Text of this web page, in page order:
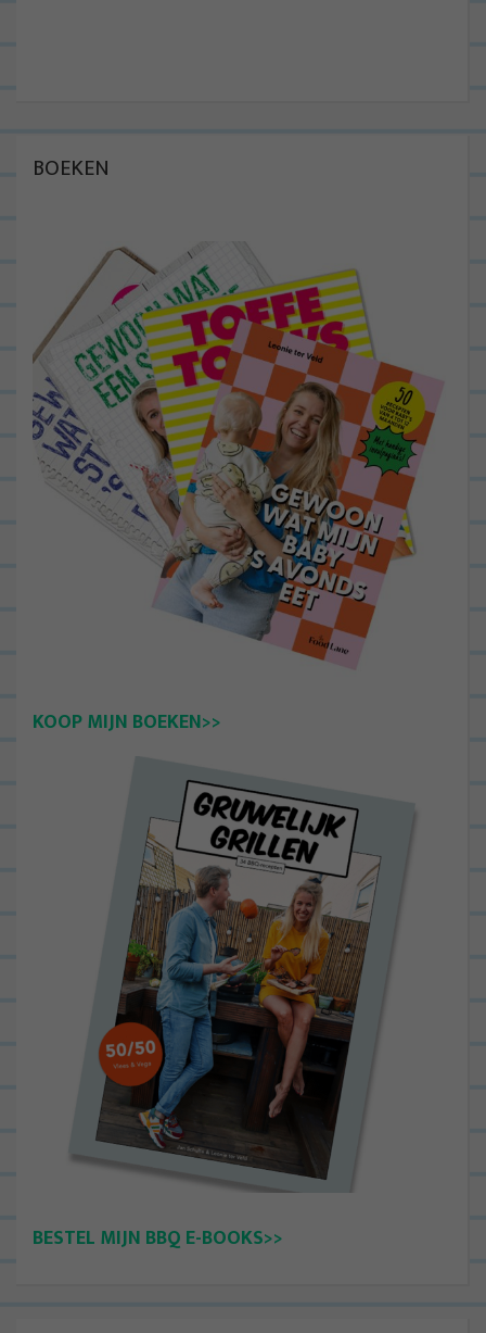
BOEKEN
KOOP MIJN BOEKEN>>
BESTEL MIJN BBQ E-BOOKS>>